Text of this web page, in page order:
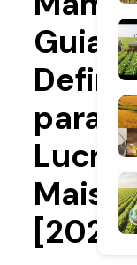
Guia
para
Lucrar
Mais
[2025]